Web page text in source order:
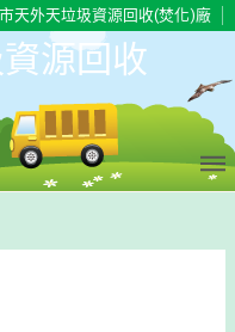
天外天垃圾資源回收(焚化)廠
源回收